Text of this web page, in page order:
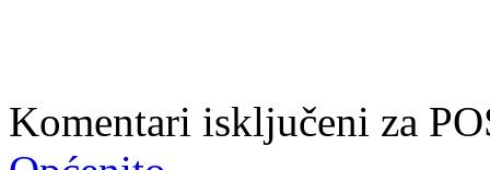
Komentari isključeni za